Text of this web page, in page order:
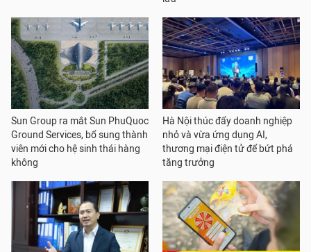
Sun Group ra mắt Sun PhuQuoc
Ground Services, bổ sung thành
viên mới cho hệ sinh thái hàng
không
Hà Nội thúc đẩy doanh nghiệp
nhỏ và vừa ứng dụng AI,
thương mại điện tử để bứt phá
tăng trưởng